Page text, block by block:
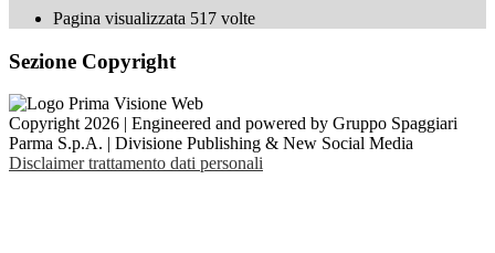
Pagina visualizzata 517 volte
Sezione Copyright
Copyright 2026 | Engineered and powered by Gruppo Spaggiari
Parma S.p.A. | Divisione Publishing & New Social Media
Disclaimer trattamento dati personali